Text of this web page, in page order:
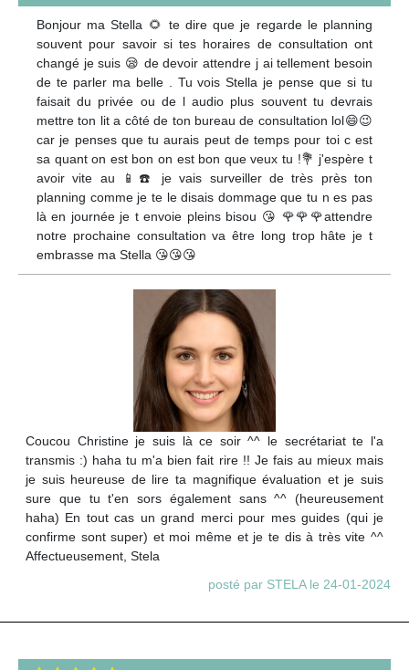
Bonjour ma Stella 🌻 te dire que je regarde le planning
souvent pour savoir si tes horaires de consultation ont
changé je suis 😪 de devoir attendre j ai tellement besoin
de te parler ma belle . Tu vois Stella je pense que si tu
faisait du privée ou de l audio plus souvent tu devrais
mettre ton lit a côté de ton bureau de consultation lol😄😉
car je penses que tu aurais peut de temps pour toi c est
sa quant on est bon on est bon que veux tu !💐 j'espère t
avoir vite au 📱☎️ je vais surveiller de très près ton
planning comme je te le disais dommage que tu n es pas
là en journée je t envoie pleins bisou 😘 🌹🌹🌹attendre
notre prochaine consultation va être long trop hâte je t
embrasse ma Stella 😘😘😘
Coucou Christine je suis là ce soir ^^ le secrétariat te l'a
transmis :) haha tu m'a bien fait rire !! Je fais au mieux mais
je suis heureuse de lire ta magnifique évaluation et je suis
sure que tu t'en sors également sans ^^ (heureusement
haha) En tout cas un grand merci pour mes guides (qui je
confirme sont super) et moi même et je te dis à très vite ^^
Affectueusement, Stela
posté par STELA le 24-01-2024